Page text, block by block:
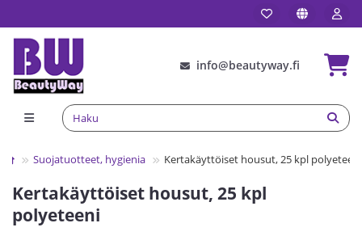
info@beautyway.fi
Suojatuotteet, hygienia Kertakäyttöiset housut, 25 kpl polyeteeni
Kertakäyttöiset housut, 25 kpl
polyeteeni